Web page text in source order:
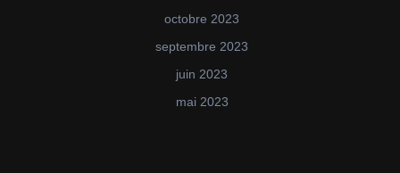
octobre 2023
septembre 2023
juin 2023
mai 2023